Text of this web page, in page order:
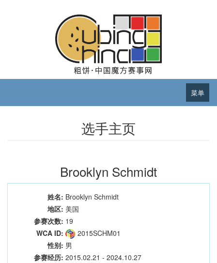
菜单
选手主页
Brooklyn Schmidt
姓名: Brooklyn Schmidt
地区: 美国
参赛次数: 19
WCA ID:
2015SCHM01
性别: 男
参赛经历: 2015.02.21 - 2024.10.27